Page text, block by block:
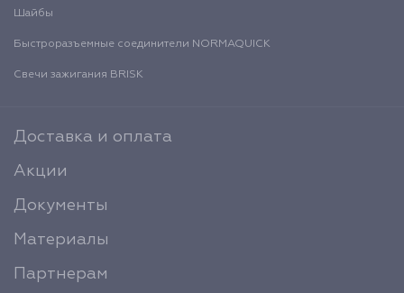
Шайбы
Быстроразъемные соединители NORMAQUICK
Свечи зажигания BRISK
Доставка и оплата
Акции
Документы
Материалы
Партнерам